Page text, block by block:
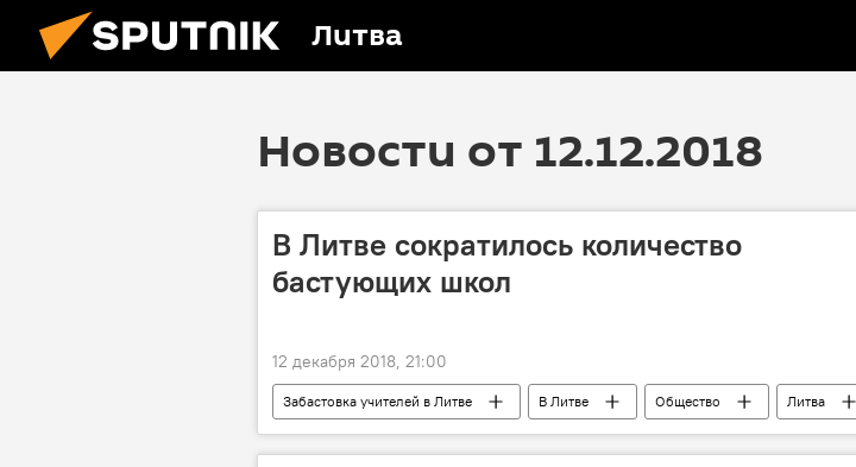
Литва
Новости от 12.12.2018
В Литве сократилось количество
бастующих школ
12 декабря 2018, 21:00
Забастовка учителей в Литве В Литве Общество Литва